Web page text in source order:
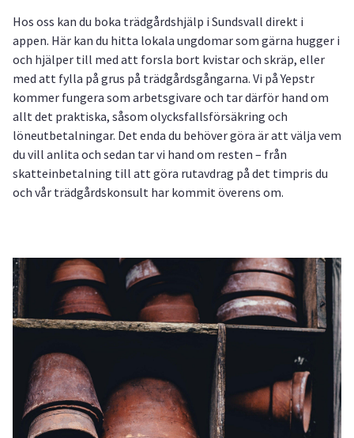
Hos oss kan du boka trädgårdshjälp i Sundsvall direkt i
appen. Här kan du hitta lokala ungdomar som gärna hugger i
och hjälper till med att forsla bort kvistar och skräp, eller
med att fylla på grus på trädgårdsgångarna. Vi på Yepstr
kommer fungera som arbetsgivare och tar därför hand om
allt det praktiska, såsom olycksfallsförsäkring och
löneutbetalningar. Det enda du behöver göra är att välja vem
du vill anlita och sedan tar vi hand om resten – från
skatteinbetalning till att göra rutavdrag på det timpris du
och vår trädgårdskonsult har kommit överens om.